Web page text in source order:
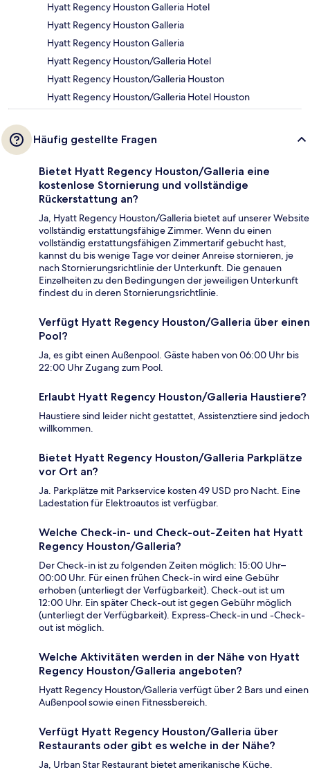
Hyatt Regency Houston Galleria Hotel
Hyatt Regency Houston Galleria
Hyatt Regency Houston Galleria
Hyatt Regency Houston/Galleria Hotel
Hyatt Regency Houston/Galleria Houston
Hyatt Regency Houston/Galleria Hotel Houston
Häufig gestellte Fragen
Bietet Hyatt Regency Houston/Galleria eine
kostenlose Stornierung und vollständige
Rückerstattung an?
Ja, Hyatt Regency Houston/Galleria bietet auf unserer Website
vollständig erstattungsfähige Zimmer. Wenn du einen
vollständig erstattungsfähigen Zimmertarif gebucht hast,
kannst du bis wenige Tage vor deiner Anreise stornieren, je
nach Stornierungsrichtlinie der Unterkunft. Die genauen
Einzelheiten zu den Bedingungen der jeweiligen Unterkunft
findest du in deren Stornierungsrichtlinie.
Verfügt Hyatt Regency Houston/Galleria über einen
Pool?
Ja, es gibt einen Außenpool. Gäste haben von 06:00 Uhr bis
22:00 Uhr Zugang zum Pool.
Erlaubt Hyatt Regency Houston/Galleria Haustiere?
Haustiere sind leider nicht gestattet, Assistenztiere sind jedoch
willkommen.
Bietet Hyatt Regency Houston/Galleria Parkplätze
vor Ort an?
Ja. Parkplätze mit Parkservice kosten 49 USD pro Nacht. Eine
Ladestation für Elektroautos ist verfügbar.
Welche Check-in- und Check-out-Zeiten hat Hyatt
Regency Houston/Galleria?
Der Check-in ist zu folgenden Zeiten möglich: 15:00 Uhr–
00:00 Uhr. Für einen frühen Check-in wird eine Gebühr
erhoben (unterliegt der Verfügbarkeit). Check-out ist um
12:00 Uhr. Ein später Check-out ist gegen Gebühr möglich
(unterliegt der Verfügbarkeit). Express-Check-in und -Check-
out ist möglich.
Welche Aktivitäten werden in der Nähe von Hyatt
Regency Houston/Galleria angeboten?
Hyatt Regency Houston/Galleria verfügt über 2 Bars und einen
Außenpool sowie einen Fitnessbereich.
Verfügt Hyatt Regency Houston/Galleria über
Restaurants oder gibt es welche in der Nähe?
Ja, Urban Star Restaurant bietet amerikanische Küche.